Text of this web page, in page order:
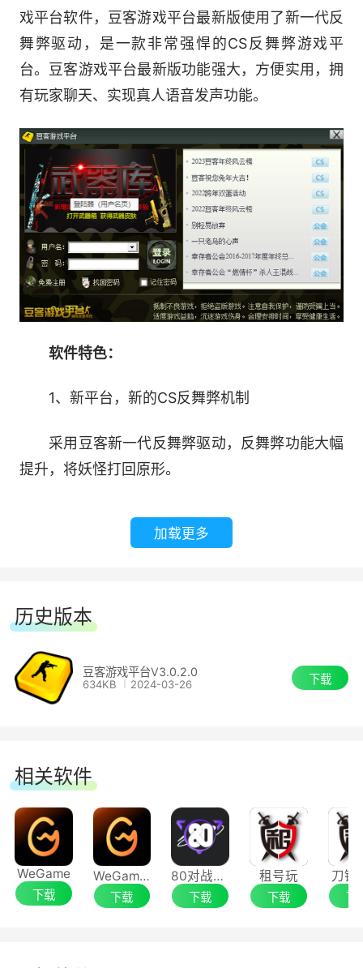
戏平台软件，豆客游戏平台最新版使用了新一代反
舞弊驱动，是一款非常强悍的CS反舞弊游戏平
台。豆客游戏平台最新版功能强大，方便实用，拥
有玩家聊天、实现真人语音发声功能。
软件特色：
1、新平台，新的CS反舞弊机制
采用豆客新一代反舞弊驱动，反舞弊功能大幅
提升，将妖怪打回原形。
2、玩家聊天，实现真人语音发声
3、特色斗地主，让你惊喜不断
边游戏边抢水果，凭水果即可兑换各种潮流实
物大奖。
轻松申请自己的游戏房间，叫上朋友一起来玩
玩，甭说多有面子了。
加载更多
历史版本
豆客游戏平台V3.0.2.0
634KB 2024-03-26 下载
相关软件
WeGame
下载
WeGame最新版
下载
80对战平台
下载
租号玩
下载
刀锋
下